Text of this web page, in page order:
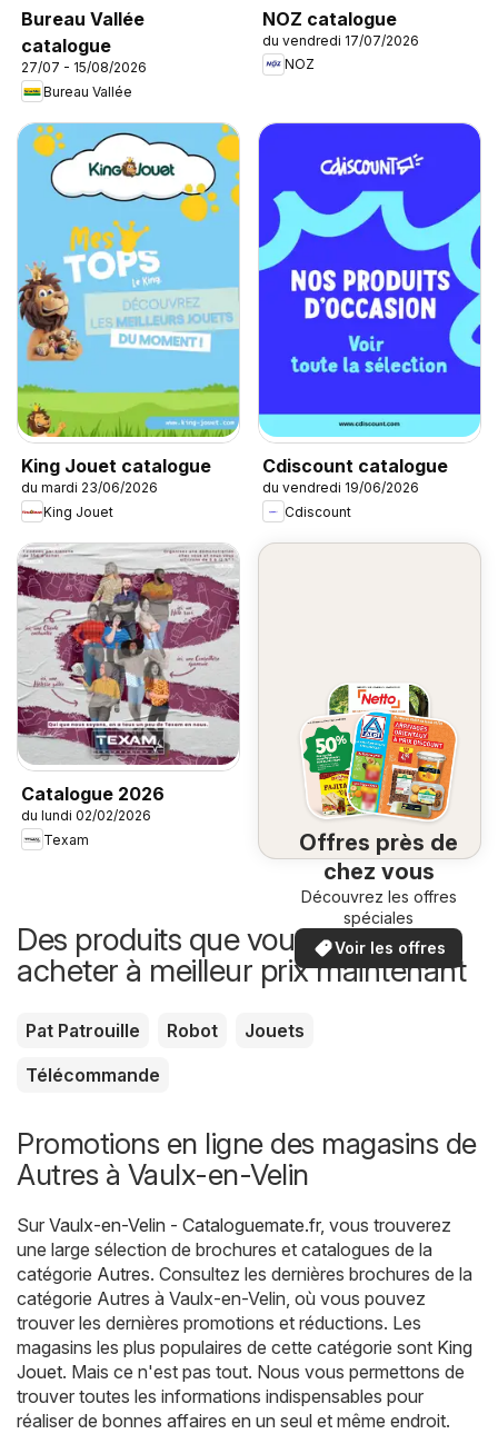
Bureau Vallée
catalogue
27/07 - 15/08/2026
Bureau Vallée
NOZ catalogue
du vendredi 17/07/2026
NOZ
King Jouet catalogue
du mardi 23/06/2026
King Jouet
Cdiscount catalogue
du vendredi 19/06/2026
Cdiscount
Catalogue 2026
du lundi 02/02/2026
Texam
Offres près de
chez vous
Découvrez les offres
spéciales
Voir les offres
Des produits que vous pouvez
acheter à meilleur prix maintenant
Pat Patrouille Robot
Jouets
Télécommande
Promotions en ligne des magasins de
Autres à Vaulx-en-Velin
Sur Vaulx-en-Velin - Cataloguemate.fr, vous trouverez
une large sélection de brochures et catalogues de la
catégorie Autres. Consultez les dernières brochures de la
catégorie Autres à Vaulx-en-Velin, où vous pouvez
trouver les dernières promotions et réductions. Les
magasins les plus populaires de cette catégorie sont King
Jouet. Mais ce n'est pas tout. Nous vous permettons de
trouver toutes les informations indispensables pour
réaliser de bonnes affaires en un seul et même endroit.